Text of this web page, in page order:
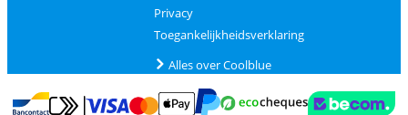
Privacy
Toegankelijkheidsverklaring
Alles over Coolblue